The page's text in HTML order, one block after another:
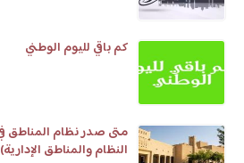
كم باقي لليوم الوطني
متى صدر نظام المناطق
النظام والمناطق الإدارية)